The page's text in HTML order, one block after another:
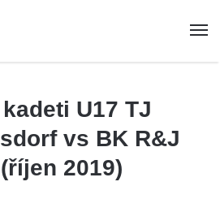
U17 TJ
vs BK R&J
2019)